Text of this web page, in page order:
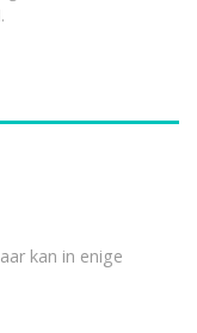
kan in enige